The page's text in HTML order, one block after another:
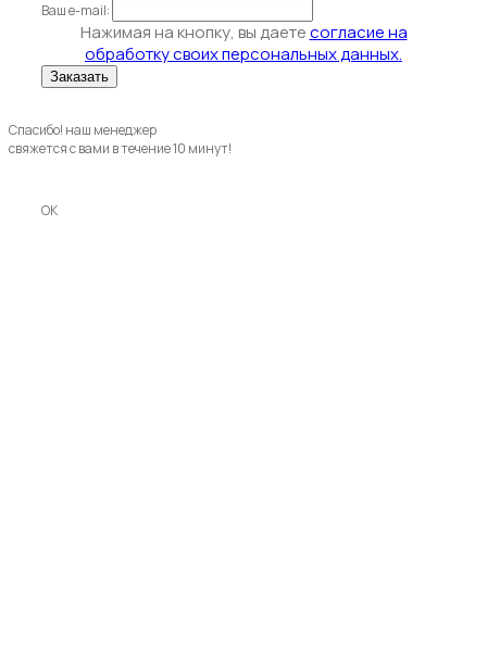
Ваш e-mail:
Нажимая на кнопку, вы даетесогласие на
обработку своих персональных данных.
Спасибо! наш менеджер
свяжется с вами в течение 10 минут!
OK